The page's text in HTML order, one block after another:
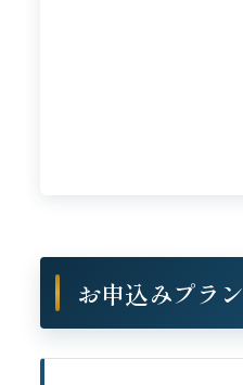
お申込みプラン